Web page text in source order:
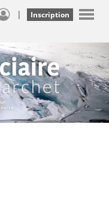
| Inscription